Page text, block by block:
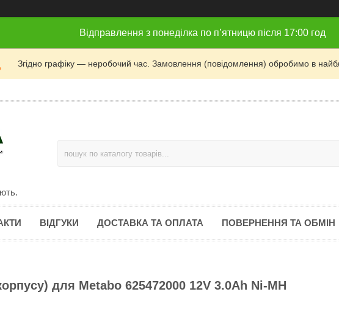
Відправлення з понеділка по п’ятницю після 17:00 год
Згідно графіку — неробочий час. Замовлення (повідомлення) обробимо в
ВІДГУКИ ДОСТАВКА ТА ОПЛАТА ПОВЕРНЕННЯ ТА ОБМІН
для Metabo 625472000 12V 3.0Ah Ni-MH